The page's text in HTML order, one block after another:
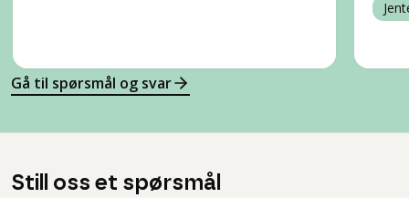
Gå til spørsmål og svar
Still oss et spørsmål